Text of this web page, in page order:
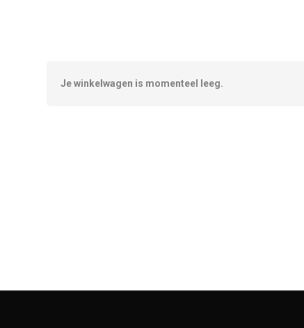
Je winkelwagen is momenteel leeg.